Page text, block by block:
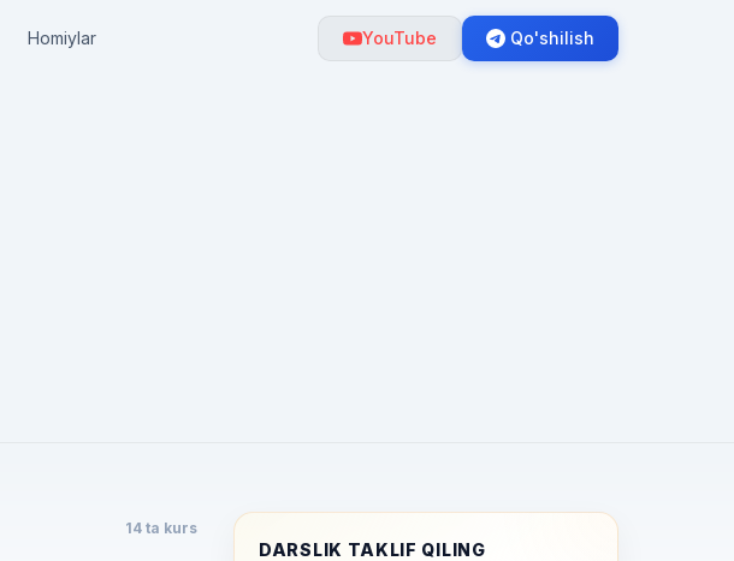
Homiylar YouTube Qo'shilish
14 ta kurs
DARSLIK TAKLIF QILING